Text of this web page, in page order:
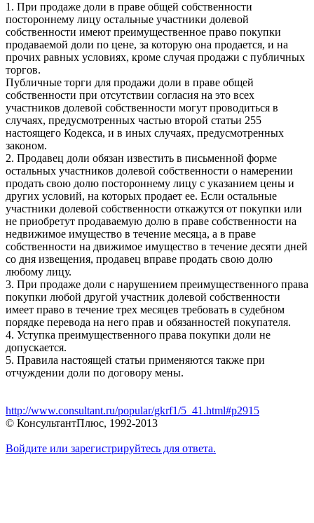
1. При продаже доли в праве общей собственности
постороннему лицу остальные участники долевой
собственности имеют преимущественное право покупки
продаваемой доли по цене, за которую она продается, и на
прочих равных условиях, кроме случая продажи с публичных
торгов.
Публичные торги для продажи доли в праве общей
собственности при отсутствии согласия на это всех
участников долевой собственности могут проводиться в
случаях, предусмотренных частью второй статьи 255
настоящего Кодекса, и в иных случаях, предусмотренных
законом.
2. Продавец доли обязан известить в письменной форме
остальных участников долевой собственности о намерении
продать свою долю постороннему лицу с указанием цены и
других условий, на которых продает ее. Если остальные
участники долевой собственности откажутся от покупки или
не приобретут продаваемую долю в праве собственности на
недвижимое имущество в течение месяца, а в праве
собственности на движимое имущество в течение десяти дней
со дня извещения, продавец вправе продать свою долю
любому лицу.
3. При продаже доли с нарушением преимущественного права
покупки любой другой участник долевой собственности
имеет право в течение трех месяцев требовать в судебном
порядке перевода на него прав и обязанностей покупателя.
4. Уступка преимущественного права покупки доли не
допускается.
5. Правила настоящей статьи применяются также при
отчуждении доли по договору мены.
http://www.consultant.ru/popular/gkrf1/5_41.html#p2915
© КонсультантПлюс, 1992-2013
Войдите или зарегистрируйтесь для ответа.